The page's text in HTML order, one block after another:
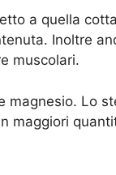
a quella
Inoltre
muscolari.
magnesio. Lo
maggiori